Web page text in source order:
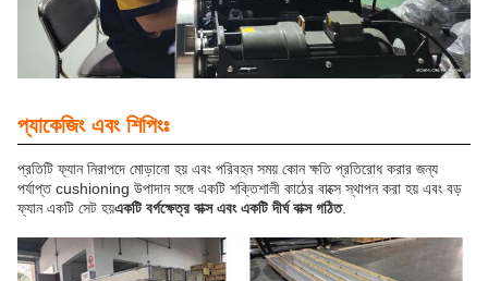
প্যাকেজিং এবং শিপিংঃ
প্রতিটি ফ্যান নিরাপদে মোড়ানো হয় এবং পরিবহন সময় কোন ক্ষতি প্রতিরোধ করার জন্য
পর্যাপ্ত cushioning উপাদান সঙ্গে একটি শক্তিশালী কাঠের বাক্সে স্থাপন করা হয় এবং বড়
ফ্যান একটি সেট হয়একটি বর্গক্ষেত্র বাক্স এবং একটি দীর্ঘ বাক্স গঠিত.